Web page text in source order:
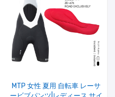
MTP 女性 夏用 自転車 レーサ